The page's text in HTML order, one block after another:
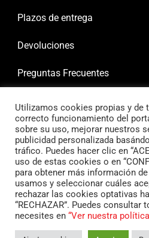
Plazos de entrega
Devoluciones
Preguntas Frecuentes
Utilizamos cookies propias y de
correcto funcionamiento del
sobre su uso, mejorar nuestros
publicidad personalizada
tráfico. Puedes hacer clic en
uso de estas cookies o en
para obtener más información
usamos y seleccionar cuáles
rechazar las cookies optativas
“RECHAZAR”. Puedes
necesites en “Ver nuestra